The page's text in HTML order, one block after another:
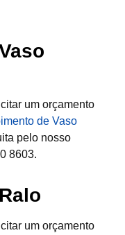
um orçamento
de Vaso
pelo nosso
8603.
um orçamento